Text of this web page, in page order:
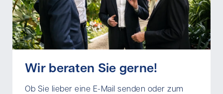
Wir beraten Sie gerne!
Ob Sie lieber eine E-Mail senden oder zum